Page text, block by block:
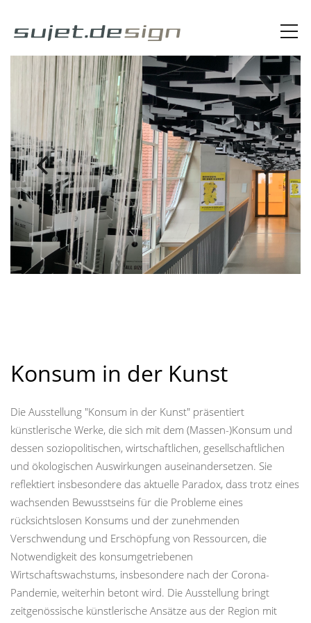
Konsum in der Kunst
Die Ausstellung "Konsum in der Kunst" präsentiert
künstlerische Werke, die sich mit dem (Massen-)Konsum und
dessen soziopolitischen, wirtschaftlichen, gesellschaftlichen
und ökologischen Auswirkungen auseinandersetzen. Sie
reflektiert insbesondere das aktuelle Paradox, dass trotz eines
wachsenden Bewusstseins für die Probleme eines
rücksichtslosen Konsums und der zunehmenden
Verschwendung und Erschöpfung von Ressourcen, die
Notwendigkeit des konsumgetriebenen
Wirtschaftswachstums, insbesondere nach der Corona-
Pandemie, weiterhin betont wird. Die Ausstellung bringt
zeitgenössische künstlerische Ansätze aus der Region mit